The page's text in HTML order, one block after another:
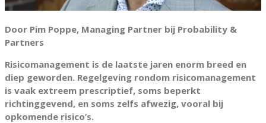
Door Pim Poppe, Managing Partner bij Probability &
Partners
Risicomanagement is de laatste jaren enorm breed en
diep geworden. Regelgeving rondom risicomanagement
is vaak extreem prescriptief, soms beperkt
richtinggevend, en soms zelfs afwezig, vooral bij
opkomende risico’s.